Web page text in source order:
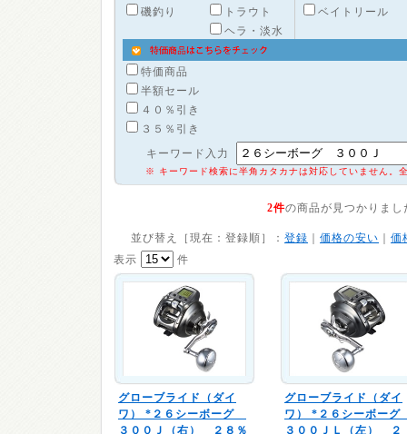
磯釣り
トラウト
ヘラ・淡水
ベイトリール
特価商品
半額セール
４０％引き
３５％引き
キーワード入力
※ キーワード検索に半角カタカナは対応していません。
2件の商品が見つかりまし
並び替え［現在：登録順］： 登録 価格の安い
価
表示
件
グローブライド（ダイ
ワ）
*２６シーボーグ
３００Ｊ（右） ２８％
グローブライド（ダイ
ワ）
*２６シーボー
３００ＪＬ（左） ２